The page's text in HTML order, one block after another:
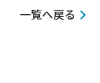
一覧へ戻る